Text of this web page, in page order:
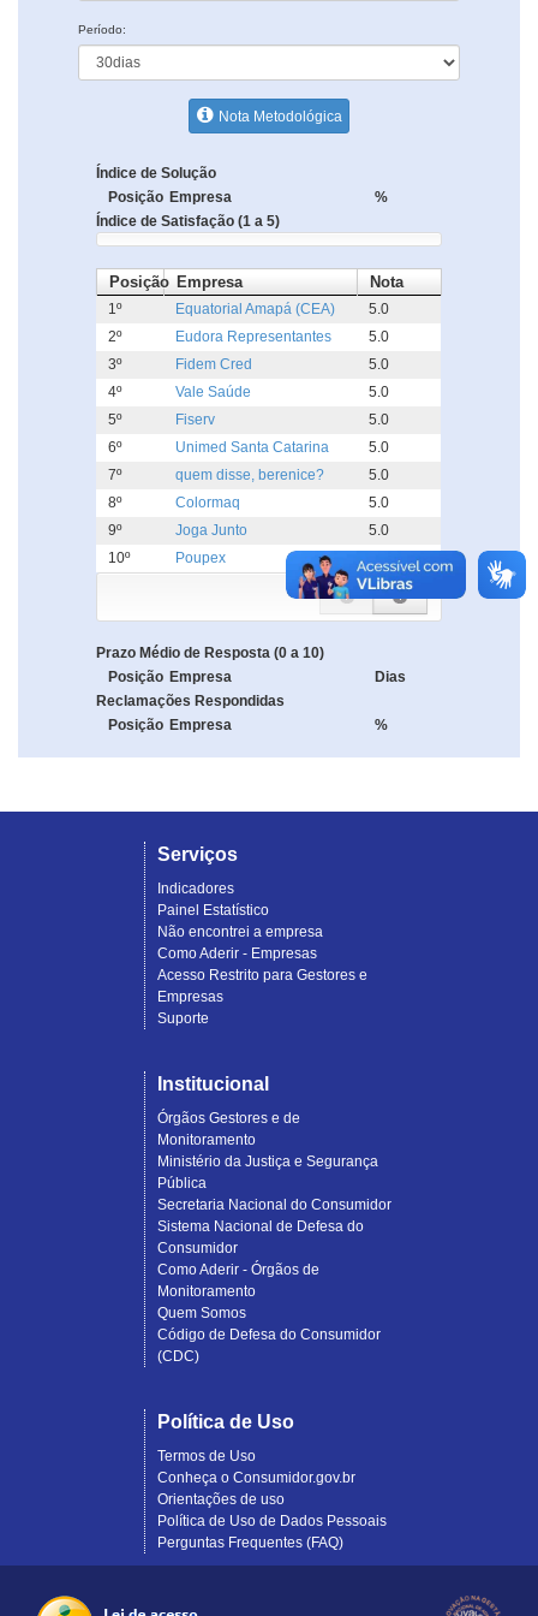
Período:
Nota Metodológica
Índice de Solução
Posição Empresa
%
Índice de Satisfação (1 a 5)
Posição Empresa Nota
1º Equatorial Amapá (CEA)
5.0
2º
Eudora Representantes
5.0
3º
Fidem Cred
5.0
4º
Vale Saúde
5.0
5º
Fiserv
5.0
6º
Unimed Santa Catarina
5.0
7º
quem disse, berenice?
5.0
8º
Colormaq
5.0
9º
Joga Junto
5.0
10º
Poupex
Prazo Médio de Resposta (0 a 10)
Posição Empresa
Dias
Reclamações Respondidas
Posição Empresa %
Serviços
Indicadores
Painel Estatístico
Não encontrei a empresa
Como Aderir - Empresas
Acesso Restrito para Gestores e
Empresas
Suporte
Institucional
Órgãos Gestores e de
Monitoramento
Ministério da Justiça e Segurança
Pública
Secretaria Nacional do Consumidor
Sistema Nacional de Defesa do
Consumidor
Como Aderir - Órgãos de
Monitoramento
Quem Somos
Código de Defesa do Consumidor
(CDC)
Política de Uso
Termos de Uso
Conheça o Consumidor.gov.br
Orientações de uso
Política de Uso de Dados Pessoais
Perguntas Frequentes (FAQ)